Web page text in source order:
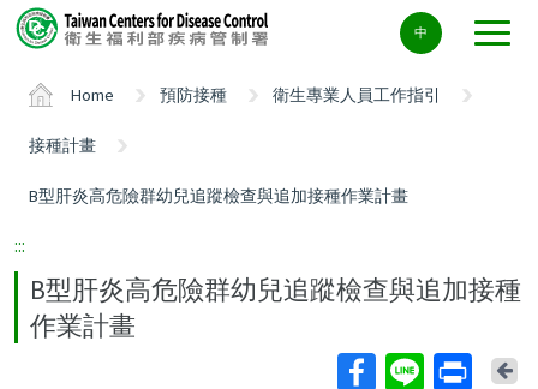
Center
block
中
Home 預防接種 衛生專業人員工作指引
接種計畫
B型肝炎高危險群幼兒追蹤檢查與追加接種作業計畫
:::
B型肝炎高危險群幼兒追蹤檢查與追加接種
作業計畫